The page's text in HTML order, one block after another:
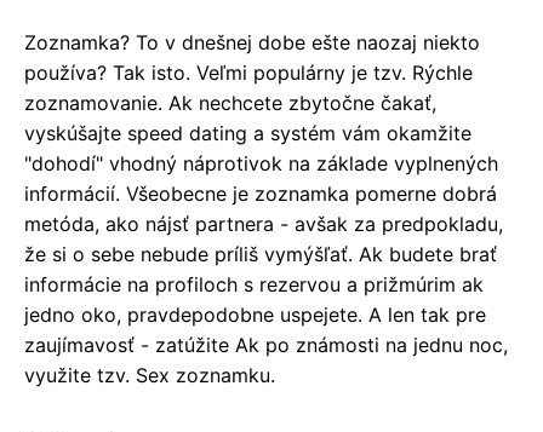
Zoznamka? To v dnešnej dobe ešte naozaj niekto
používa? Tak isto. Veľmi populárny je tzv. Rýchle
zoznamovanie. Ak nechcete zbytočne čakať,
vyskúšajte speed dating a systém vám okamžite
"dohodí" vhodný náprotivok na základe vyplnených
informácií. Všeobecne je zoznamka pomerne dobrá
metóda, ako nájsť partnera - avšak za predpokladu,
že si o sebe nebude príliš vymýšľať. Ak budete brať
informácie na profiloch s rezervou a prižmúrim ak
jedno oko, pravdepodobne uspejete. A len tak pre
zaujímavosť - zatúžite Ak po známosti na jednu noc,
využite tzv. Sex zoznamku.